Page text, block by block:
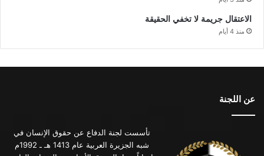
الاعتقال جريمة لا تخفي الحقيقة
منذ 4 أيام
عن اللجنة
تأسست لجنة الدفاع عن حقوق الإنسان في
شبه الجزيرة العربية عام 1413 هـ ـ 1992م